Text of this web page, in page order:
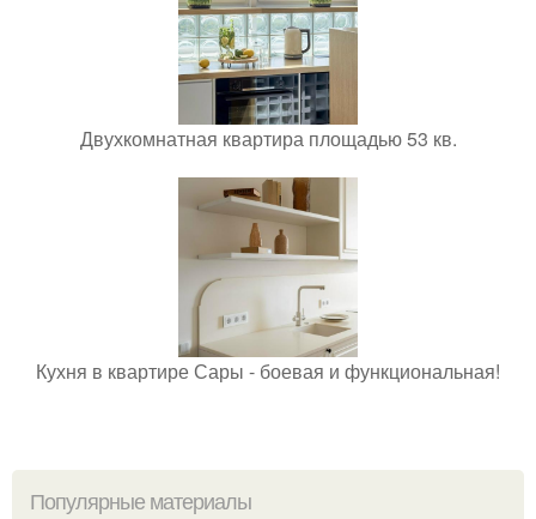
Двухкомнатная квартира площадью 53 кв.
Кухня в квартире Сары - боевая и функциональная!
Популярные материалы